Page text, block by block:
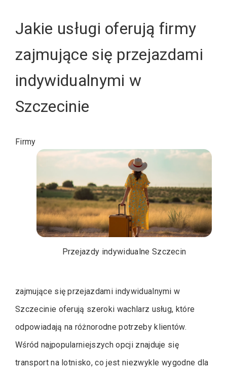
Jakie usługi oferują firmy
zajmujące się przejazdami
indywidualnymi w
Szczecinie
Przejazdy indywidualne Szczecin
Firmy
zajmujące się przejazdami indywidualnymi w
Szczecinie oferują szeroki wachlarz usług, które
odpowiadają na różnorodne potrzeby klientów.
Wśród najpopularniejszych opcji znajduje się
transport na lotnisko, co jest niezwykle wygodne dla